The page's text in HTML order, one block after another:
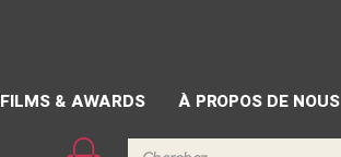
FILMS & AWARDS À PROPOS DE NOUS